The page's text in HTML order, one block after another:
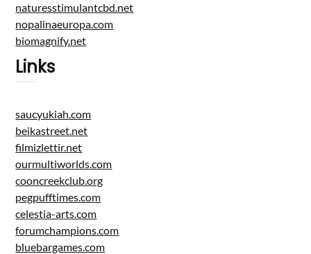
naturesstimulantcbd.net
nopalinaeuropa.com
biomagnify.net
Links
saucyukiah.com
beikastreet.net
filmizlettir.net
ourmultiworlds.com
cooncreekclub.org
pegpufftimes.com
celestia-arts.com
forumchampions.com
bluebargames.com